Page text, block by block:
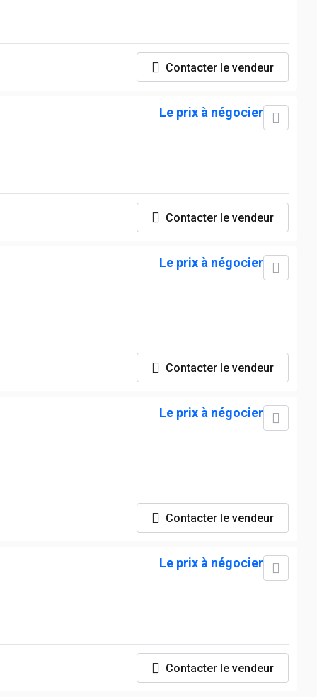
Contacter le vendeur
Le prix à négocier
Contacter le vendeur
Le prix à négocier
Contacter le vendeur
Le prix à négocier
Contacter le vendeur
Le prix à négocier
Contacter le vendeur